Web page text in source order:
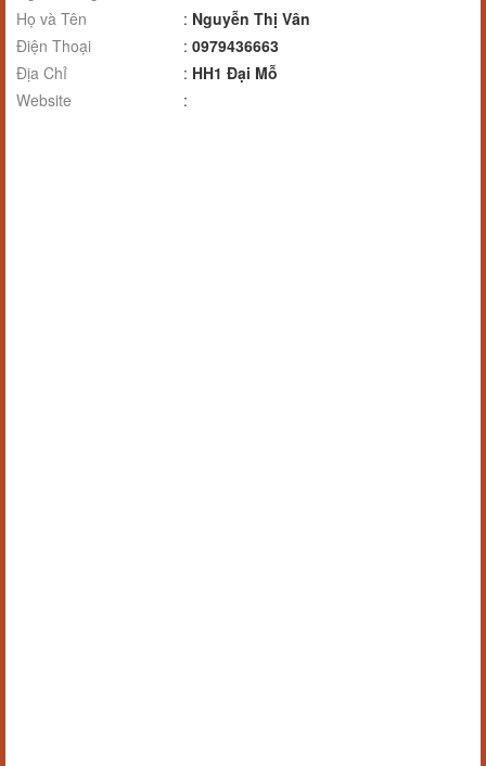
Họ và Tên
: Nguyễn Thị Vân
Điện Thoại
: 0979436663
Địa Chỉ
: HH1 Đại Mỗ
Website
: